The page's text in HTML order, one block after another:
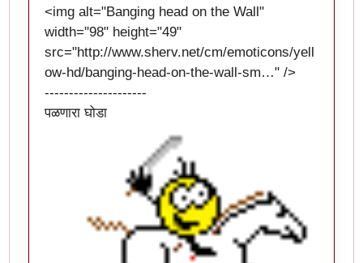
<img alt="Banging head on the Wall"
width="98" height="49"
src="http://www.sherv.net/cm/emoticons/yell
ow-hd/banging-head-on-the-wall-sm…" />
---------------------
पळणारा घोडा